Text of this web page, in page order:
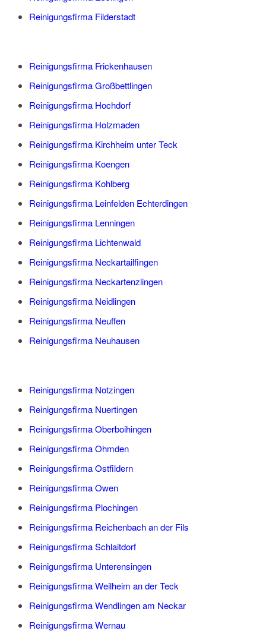
Reinigungsfirma Filderstadt
Reinigungsfirma Frickenhausen
Reinigungsfirma Großbettlingen
Reinigungsfirma Hochdorf
Reinigungsfirma Holzmaden
Reinigungsfirma Kirchheim unter Teck
Reinigungsfirma Koengen
Reinigungsfirma Kohlberg
Reinigungsfirma Leinfelden Echterdingen
Reinigungsfirma Lenningen
Reinigungsfirma Lichtenwald
Reinigungsfirma Neckartailfingen
Reinigungsfirma Neckartenzlingen
Reinigungsfirma Neidlingen
Reinigungsfirma Neuffen
Reinigungsfirma Neuhausen
Reinigungsfirma Notzingen
Reinigungsfirma Nuertingen
Reinigungsfirma Oberboihingen
Reinigungsfirma Ohmden
Reinigungsfirma Ostfildern
Reinigungsfirma Owen
Reinigungsfirma Plochingen
Reinigungsfirma Reichenbach an der Fils
Reinigungsfirma Schlaitdorf
Reinigungsfirma Unterensingen
Reinigungsfirma Weilheim an der Teck
Reinigungsfirma Wendlingen am Neckar
Reinigungsfirma Wernau